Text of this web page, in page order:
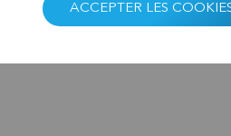
ACCEPTER LES